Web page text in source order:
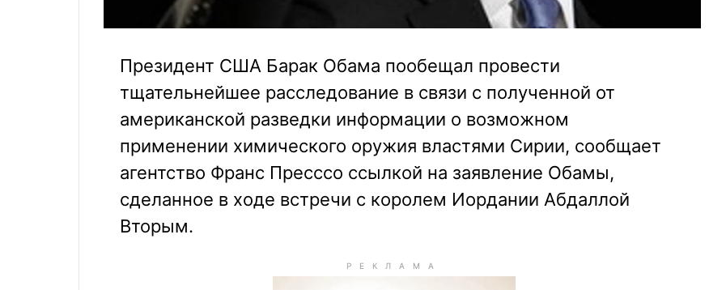
Президент США Барак Обама пообещал провести
тщательнейшее расследование в связи с полученной от
американской разведки информации о возможном
применении химического оружия властями Сирии, сообщает
агентство Франс Пресссо ссылкой на заявление Обамы,
сделанное в ходе встречи с королем Иордании Абдаллой
Вторым.